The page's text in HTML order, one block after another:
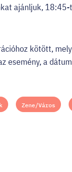
ajánljuk,
kötött,
esemény, a
Zene/Város